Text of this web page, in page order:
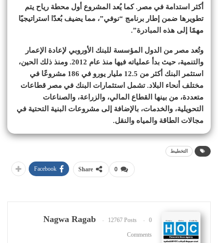
أكثر استدامة في مصر. كما يُعد المشروع أول محطة رياح يتم
تطويرها ضمن إطار برنامج “نوفي”، مما يضيف بُعدًا استراتيجيًا
مهمًا إلى هذه المبادرة”.
وتُعد مصر من الدول المؤسسة للبنك الأوروبي لإعادة الإعمار
والتنمية، حيث بدأ عملياته فيها منذ عام 2012. ومنذ ذلك الحين،
استثمر البنك أكثر من 12.5 مليار يورو في 186 مشروعًا في
مختلف أنحاء البلاد. تشمل استثمارات البنك في مصر قطاعات
متعددة، من بينها القطاع المالي، والزراعة، والصناعات
التحويلية، والخدمات، بالإضافة إلى مشروعات البنية التحتية في
مجالات الطاقة والمياه والنقل.
التخطيط
0
Share
Facebook
Nagwa Ragab 12767 Posts 0
Comments